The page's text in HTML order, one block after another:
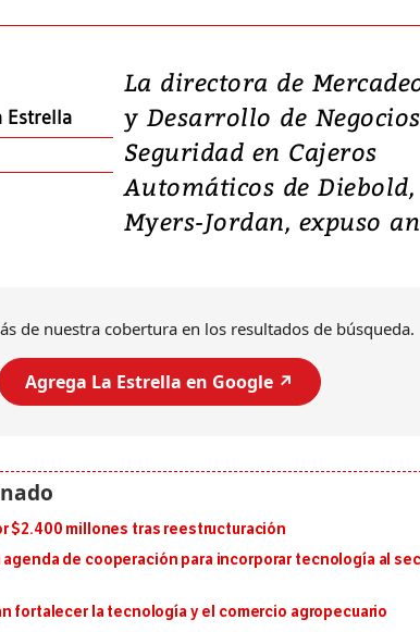
Estrella
La directora de
y Desarrollo de
Seguridad en Cajeros
Automáticos de
Myers-Jordan, expuso
de nuestra cobertura en los resultados de búsqueda.
Agrega La Estrella en Google ↗️
$2.400 millones tras reestructuración
agenda de cooperación para incorporar tecnología al
fortalecer la tecnología y el comercio agropecuario
Video: Lula lanza
candidatura con
promesas de
en defensa,
tierras raras
Entre recuerdos y
da Silva, oficializó este
candidatura...